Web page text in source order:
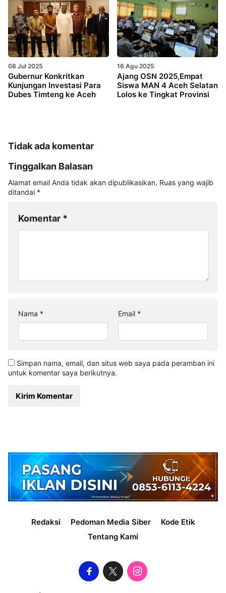
06 Jul 2025
Gubernur Konkritkan
Kunjungan Investasi Para
Dubes Timteng ke Aceh
16 Agu 2025
Ajang OSN 2025,Empat
Siswa MAN 4 Aceh Selatan
Lolos ke Tingkat Provinsi
Tidak ada komentar
Tinggalkan Balasan
Alamat email Anda tidak akan dipublikasikan. Ruas yang wajib
ditandai *
Komentar *
Nama * Email *
Simpan nama, email, dan situs web saya pada peramban ini
untuk komentar saya berikutnya.
Redaksi Pedoman Media Siber
Kode Etik
Tentang Kami